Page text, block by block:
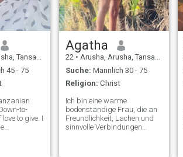
Tansania
45 - 75
to-
to give. I
Agatha
22 • Arusha, Arusha, Tansania
Suche: Männlich 30 - 75
Religion: Christ
Ich bin eine warme
bodenständige Frau, die an
Freundlichkeit, Lachen und
sinnvolle Verbindungen